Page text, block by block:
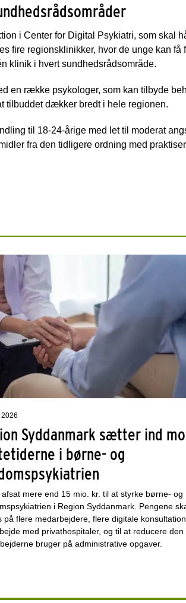
i Center for Digital Psykiatri, som skal
fire regionsklinikker, hvor de unge kan få
klinik i hvert sundhedsrådsområde.
en række psykologer, som kan tilbyde
tilbuddet dækker bredt i hele regionen.
til 18-24-årige med let til moderat
fra den tidligere ordning med
Syddanmark sætter ind
i børne- og
afsat mere end 15 mio. kr. til at styrke børne- og
i Region Syddanmark. Pengene
på flere medarbejdere, flere digitale
med privathospitaler, og til at reducere den
bruger på administrative opgaver.